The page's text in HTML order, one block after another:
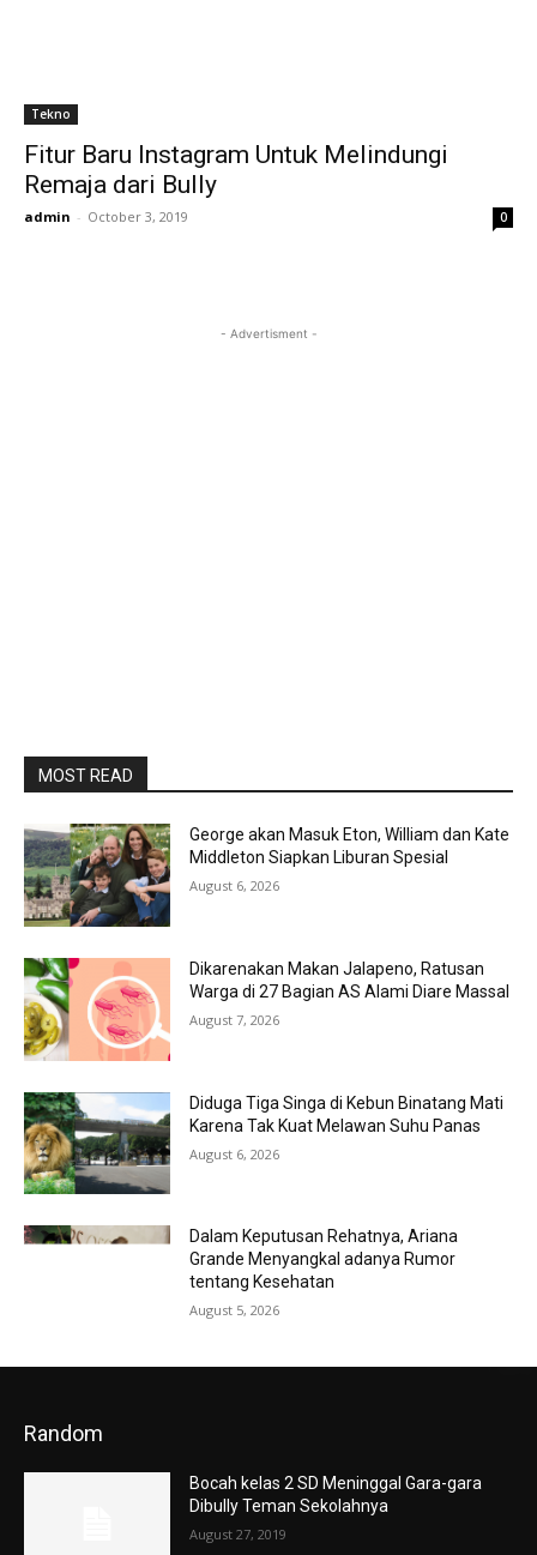
Tekno
Fitur Baru Instagram Untuk Melindungi
Remaja dari Bully
admin - October 3, 2019 0
- Advertisment -
MOST READ
George akan Masuk Eton, William dan Kate
Middleton Siapkan Liburan Spesial
August 6, 2026
Dikarenakan Makan Jalapeno, Ratusan
Warga di 27 Bagian AS Alami Diare Massal
August 7, 2026
Diduga Tiga Singa di Kebun Binatang Mati
Karena Tak Kuat Melawan Suhu Panas
August 6, 2026
Dalam Keputusan Rehatnya, Ariana
Grande Menyangkal adanya Rumor
tentang Kesehatan
August 5, 2026
Random
Bocah kelas 2 SD Meninggal Gara-gara
Dibully Teman Sekolahnya
August 27, 2019